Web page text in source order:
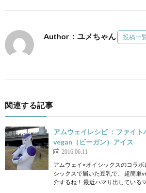
Author：ユメちゃん 投稿一
関連する記事
アムウェイレシピ ：ファイト
vegan（ビーガン）アイス
2016.06.11
アムウェイ×オイシックスのコラボ
シックスで届いた豆乳で、 超簡単
介するね！ 最近ハマり出している